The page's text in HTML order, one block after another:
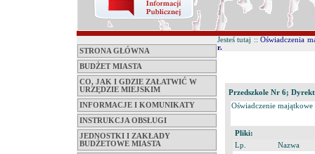
STRONA GŁÓWNA
BUDŻET MIASTA
CO, JAK I GDZIE ZAŁATWIĆ W
URZĘDZIE MIEJSKIM
INFORMACJE I KOMUNIKATY
INSTRUKCJA OBSŁUGI
JEDNOSTKI I ZAKŁADY
BUDŻETOWE MIASTA
Jesteś tutaj ::Oświadczenia
r.
Przedszkole Nr 6;
Oświadczenie
Pliki:
Lp.
Nazwa